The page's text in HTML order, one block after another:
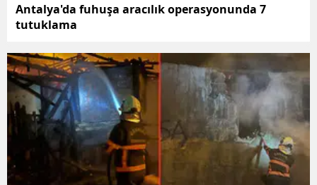
Antalya'da fuhuşa aracılık operasyonunda 7
tutuklama